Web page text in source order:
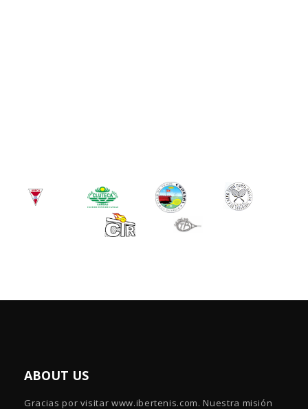
ABOUT US
Gracias por visitar www.ibertenis.com. Nuestra misión